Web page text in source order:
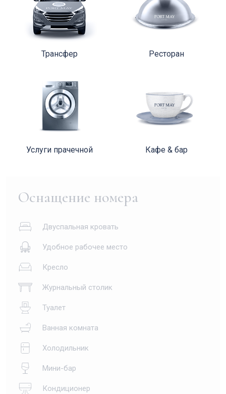
Трансфер Ресторан
Услуги прачечной Кафе & бар
Оснащение номера
Двуспальная кровать
Удобное рабочее место
Кресло
Журнальный столик
Туалет
Ванная комната
Холодильник
Мини-бар
Кондиционер